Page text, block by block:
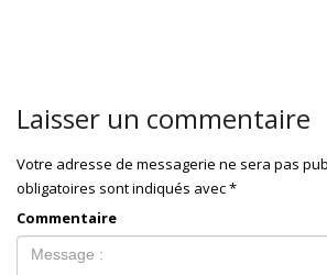
Laisser un commentaire
Votre adresse de messagerie ne sera pas
obligatoires sont indiqués avec*
Commentaire